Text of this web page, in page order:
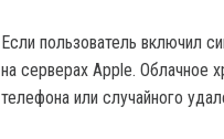
Если пользователь включил
на серверах Apple. Облачное
телефона или случайного